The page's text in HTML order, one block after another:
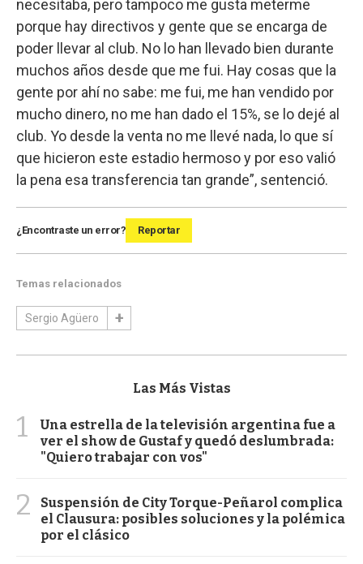
necesitaba, pero tampoco me gusta meterme
porque hay directivos y gente que se encarga de
poder llevar al club. No lo han llevado bien durante
muchos años desde que me fui. Hay cosas que la
gente por ahí no sabe: me fui, me han vendido por
mucho dinero, no me han dado el 15%, se lo dejé al
club. Yo desde la venta no me llevé nada, lo que sí
que hicieron este estadio hermoso y por eso valió
la pena esa transferencia tan grande”, sentenció.
¿Encontraste un error? Reportar
Temas relacionados
Sergio Agüero
Las Más Vistas
1
Una estrella de la televisión argentina fue a
ver el show de Gustaf y quedó deslumbrada:
"Quiero trabajar con vos"
2
Suspensión de City Torque-Peñarol complica
el Clausura: posibles soluciones y la polémica
por el clásico